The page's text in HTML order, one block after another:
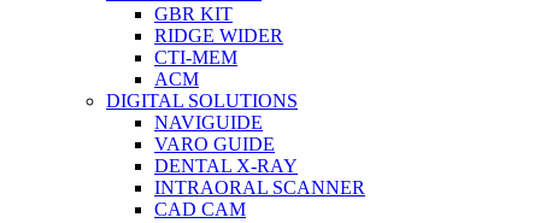
GBR KIT
RIDGE WIDER
CTI-MEM
ACM
DIGITAL SOLUTIONS
NAVIGUIDE
VARO GUIDE
DENTAL X-RAY
INTRAORAL SCANNER
CAD CAM